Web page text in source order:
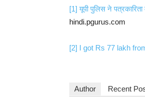
[1] यूपी पुलिस ने
hindi.pgurus.com
[2] I got Rs 77 lakh
Author Recent